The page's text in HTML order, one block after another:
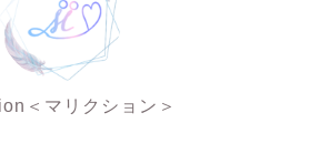
＜マリクション＞